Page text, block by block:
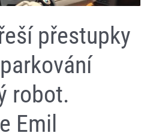
přestupky
robot.
Emil